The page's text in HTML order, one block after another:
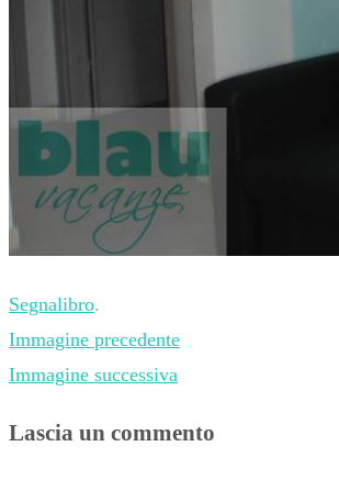
Segnalibro.
Immagine precedente
Immagine successiva
Lascia un commento